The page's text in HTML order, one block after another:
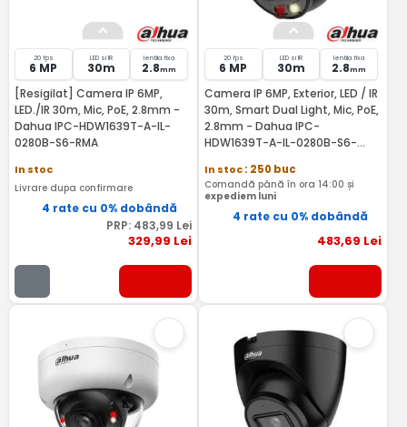
20 fps
6 MP
LED si IR
30m
lentila fixa
2.8mm
[Resigilat] Camera IP 6MP,
LED./IR 30m, Mic, PoE, 2.8mm -
Dahua IPC-HDW1639T-A-IL-
0280B-S6-RMA
In stoc
Livrare dupa confirmare
4 rate cu 0% dobândă
PRP: 483,99 Lei
329,99 Lei
20 fps
6 MP
LED si IR
30m
lentila fixa
2.8mm
Camera IP 6MP, Exterior, LED / IR
30m, Smart Dual Light, Mic, PoE,
2.8mm - Dahua IPC-
HDW1639T-A-IL-0280B-S6-
In stoc: 250 buc
Comandă până în ora 14:00 și
expediem luni
4 rate cu 0% dobândă
483,69 Lei